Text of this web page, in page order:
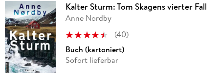
Kalter Sturm: Tom Skagens vierter Fall
Anne Nordby
(40)
Buch (kartoniert)
Sofort lieferbar